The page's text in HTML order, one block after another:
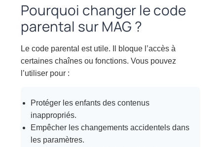
Pourquoi changer le code
parental sur MAG ?
Le code parental est utile. Il bloque l’accès à
certaines chaînes ou fonctions. Vous pouvez
l’utiliser pour :
Protéger les enfants des contenus
inappropriés.
Empêcher les changements accidentels dans
les paramètres.